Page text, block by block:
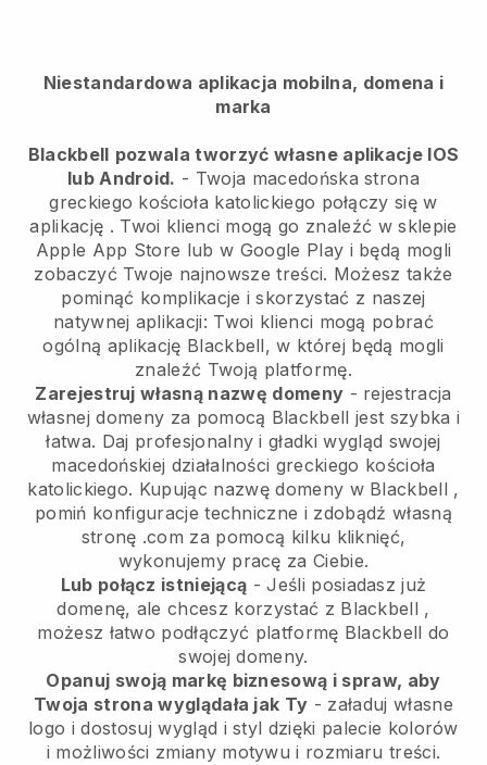
Niestandardowa aplikacja mobilna, domena i
marka
Blackbell pozwala tworzyć własne aplikacje IOS
lub Android. - Twoja macedońska strona
greckiego kościoła katolickiego połączy się w
aplikację . Twoi klienci mogą go znaleźć w sklepie
Apple App Store lub w Google Play i będą mogli
zobaczyć Twoje najnowsze treści. Możesz także
pominąć komplikacje i skorzystać z naszej
natywnej aplikacji: Twoi klienci mogą pobrać
ogólną aplikację Blackbell, w której będą mogli
znaleźć Twoją platformę.
Zarejestruj własną nazwę domeny - rejestracja
własnej domeny za pomocą Blackbell jest szybka i
łatwa. Daj profesjonalny i gładki wygląd swojej
macedońskiej działalności greckiego kościoła
katolickiego. Kupując nazwę domeny w Blackbell ,
pomiń konfiguracje techniczne i zdobądź własną
stronę .com za pomocą kilku kliknięć,
wykonujemy pracę za Ciebie.
Lub połącz istniejącą - Jeśli posiadasz już
domenę, ale chcesz korzystać z Blackbell ,
możesz łatwo podłączyć platformę Blackbell do
swojej domeny.
Opanuj swoją markę biznesową i spraw, aby
Twoja strona wyglądała jak Ty - załaduj własne
logo i dostosuj wygląd i styl dzięki palecie kolorów
i możliwości zmiany motywu i rozmiaru treści.